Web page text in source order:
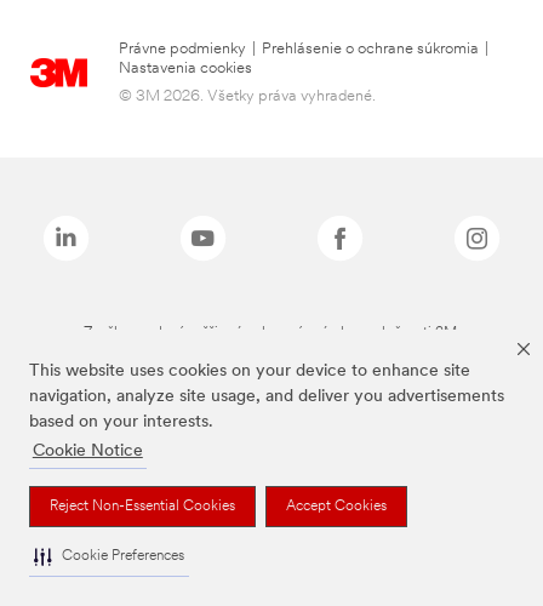
This website uses cookies on your device to enhance site
navigation, analyze site usage, and deliver you advertisements
based on your interests.
Cookie Notice
Reject Non-Essential Cookies Accept Cookies
Cookie Preferences
Právne podmienky Prehlásenie o ochrane súkromia
Nastavenia cookies
© 3M 2026. Všetky práva vyhradené.
Značky uvedené vyššie sú ochranné známky spoločnosti 3M.